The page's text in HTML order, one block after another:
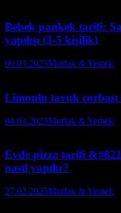
Bebek pankek tarifi:
yapılışı (3-5 kişilik)
06.03.2025Mutfak & Yemek
Limonlu tavuk
04.03.2025Mutfak & Yemek
Evde pizza tarifi
nasıl yapılır?
27.02.2025Mutfak & Yemek